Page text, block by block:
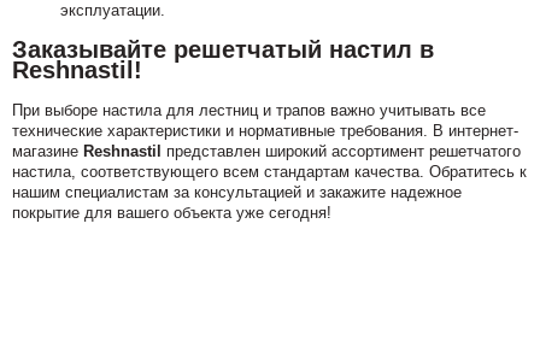
эксплуатации.
Заказывайте решетчатый настил в
Reshnastil!
При выборе настила для лестниц и трапов важно учитывать все
технические характеристики и нормативные требования. В интернет-
магазине Reshnastil
представлен широкий ассортимент решетчатого
настила, соответствующего всем стандартам качества. Обратитесь к
нашим специалистам за консультацией и закажите надежное
покрытие для вашего объекта уже сегодня!